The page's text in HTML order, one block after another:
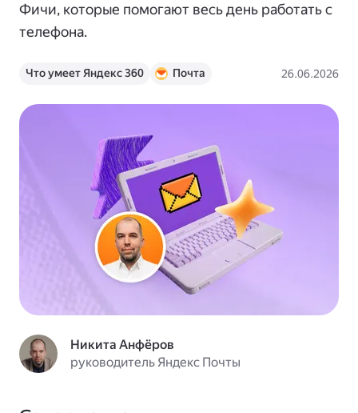
Фичи, которые помогают весь день работать с
телефона.
Что умеет Яндекс 360 Почта 26.06.2026
Никита Анфёров
руководитель Яндекс Почты